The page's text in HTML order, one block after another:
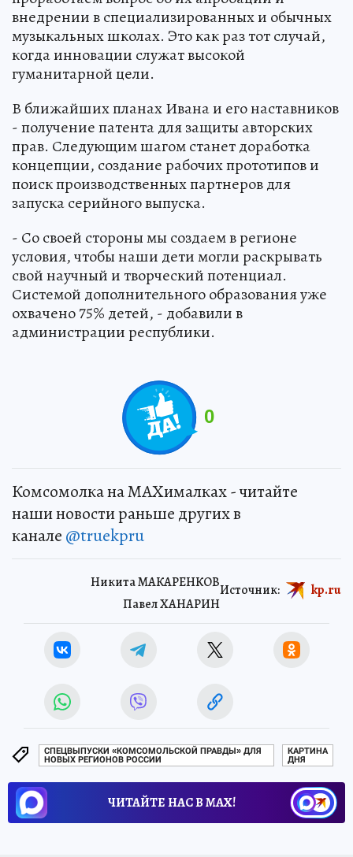
внедрении в специализированных и обычных
музыкальных школах. Это как раз тот случай,
когда инновации служат высокой
гуманитарной цели.
В ближайших планах Ивана и его наставников
- получение патента для защиты авторских
прав. Следующим шагом станет доработка
концепции, создание рабочих прототипов и
поиск производственных партнеров для
запуска серийного выпуска.
- Со своей стороны мы создаем в регионе
условия, чтобы наши дети могли раскрывать
свой научный и творческий потенциал.
Системой дополнительного образования уже
охвачено 75% детей, - добавили в
администрации республики.
0
Комсомолка на MAXималках - читайте
наши новости раньше других в
канале @truekpru
Никита МАКАРЕНКОВ
Павел ХАНАРИН
Источник: kp.ru
СПЕЦВЫПУСКИ «КОМСОМОЛЬСКОЙ ПРАВДЫ» ДЛЯ
НОВЫХ РЕГИОНОВ РОССИИ
КАРТИНА
ДНЯ
ЧИТАЙТЕ НАС В МАХ!